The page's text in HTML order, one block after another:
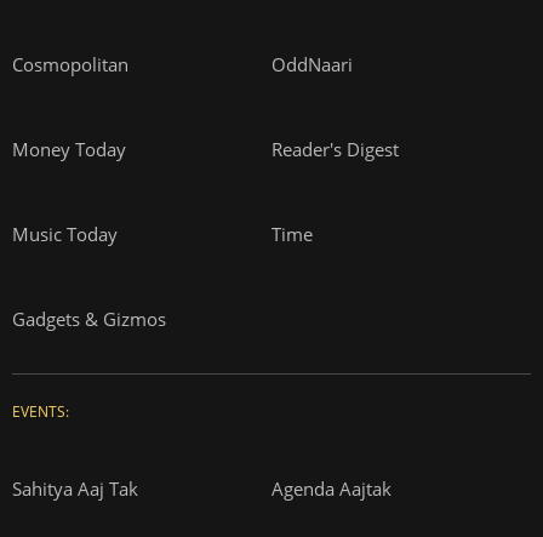
Cosmopolitan OddNaari
Money Today Reader's Digest
Music Today Time
Gadgets & Gizmos
EVENTS:
Sahitya Aaj Tak Agenda Aajtak